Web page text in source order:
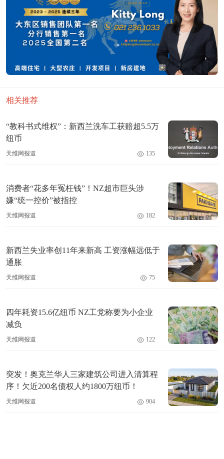
相关推荐
“教科书式维权”：新西兰洗车工获赔超5.5万
纽币
天维网报道 135
消费者“花多年冤枉钱”！NZ超市巨头涉
嫌“统一控价”被指控
天维网报道 182
新西兰失业率创11年来新高 工资涨幅远低于
通胀
天维网报道 75
四年耗资15.6亿纽币 NZ工党称要为小企业
减负
天维网报道 122
突发！奥克兰华人三家建筑公司进入清算程
序！欠近200名债权人约1800万纽币！
天维网报道 904